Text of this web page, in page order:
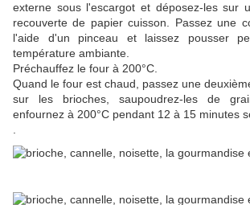
externe sous l'escargot et déposez-les sur
recouverte de papier cuisson. Passez une
l'aide d'un pinceau et laissez pousser
température ambiante.
Préchauffez le four à 200°C.
Quand le four est chaud, passez une
sur les brioches, saupoudrez-les de
enfournez à 200°C pendant 12 à 15 minutes